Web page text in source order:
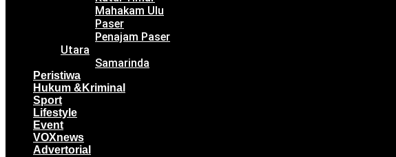
Mahakam Ulu
Paser
Penajam Paser
Utara
Samarinda
Peristiwa
Hukum &Kriminal
Sport
Lifestyle
Event
VOXnews
Advertorial